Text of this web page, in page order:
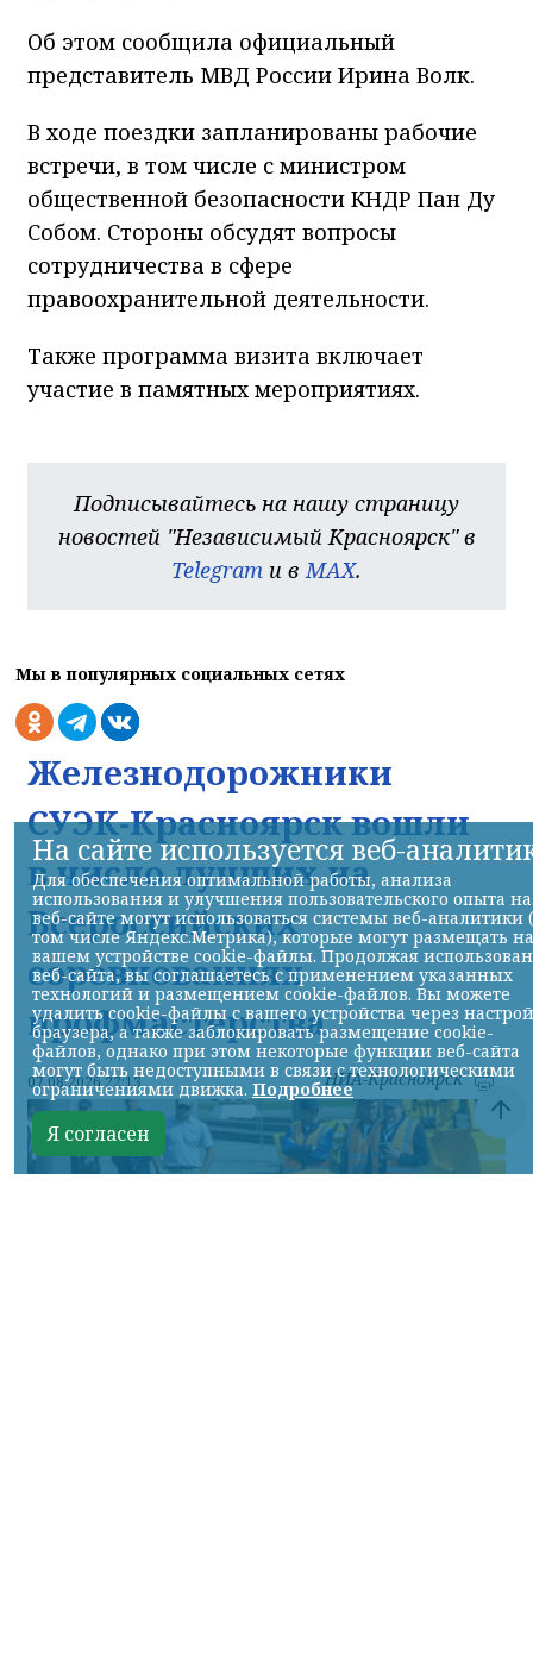
Об этом сообщила официальный
представитель МВД России Ирина Волк.
В ходе поездки запланированы рабочие
встречи, в том числе с министром
общественной безопасности КНДР Пан Ду
Собом. Стороны обсудят вопросы
сотрудничества в сфере
правоохранительной деятельности.
Также программа визита включает
участие в памятных мероприятиях.
Подписывайтесь на нашу страницу
новостей "Независимый Красноярск" в
Telegram и вMAX.
Мы в популярных социальных сетях
Железнодорожники
СУЭК-Красноярск вошли
в число лучших на
Всероссийских
соревнованиях
профмастерства
07.08.2026 22:13 НИА-Красноярск
На сайте используется веб-
Для обеспечения оптимальной работы, анализа
использования и улучшения пользовательского опыта на
веб-сайте могут использоваться системы веб-аналитики
том числе Яндекс.Метрика), которые могут размещать на
вашем устройстве cookie-файлы. Продолжая
веб-сайта, вы соглашаетесь с применением указанных
технологий и размещением cookie-файлов. Вы можете
удалить cookie-файлы с вашего устройства через
браузера, а также заблокировать размещение cookie-
файлов, однако при этом некоторые функции веб-сайта
могут быть недоступными в связи с технологическими
ограничениями движка. Подробнее
Я согласен